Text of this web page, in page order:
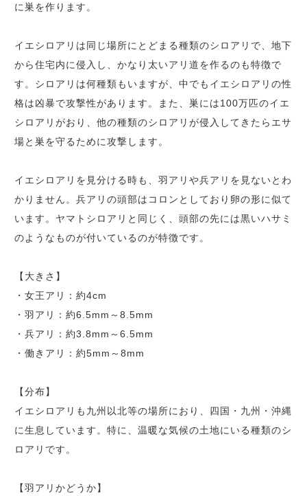
に巣を作ります。
イエシロアリは同じ場所にとどまる種類のシロアリで、地下
から住宅内に侵入し、かなり太いアリ道を作るのも特徴で
す。シロアリは何種類もいますが、中でもイエシロアリの性
格は凶暴で攻撃性があります。また、巣には100万匹のイエ
シロアリがおり、他の種類のシロアリが侵入してきたらエサ
場と巣を守るために攻撃します。
イエシロアリを見分ける時も、羽アリや兵アリを見ないとわ
かりません。兵アリの頭部はコロンとしており卵の形に似て
います。ヤマトシロアリと同じく、頭部の先には黒いハサミ
のようなものが付いているのが特徴です。
【大きさ】
・女王アリ：約4cm
・羽アリ：約6.5mm～8.5mm
・兵アリ：約3.8mm～6.5mm
・働きアリ：約5mm～8mm
【分布】
イエシロアリも九州以北等の場所におり、四国・九州・沖縄
に生息しています。特に、温暖な気候の土地にいる種類のシ
ロアリです。
【羽アリかどうか】